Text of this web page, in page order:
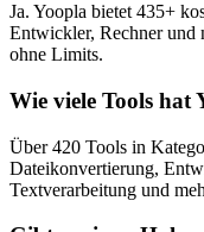
Ja. Yoopla bietet 435+
Entwickler, Rechner
ohne Limits.
Wie viele Tools hat
Über 420 Tools in
Dateikonvertierung,
Textverarbeitung und